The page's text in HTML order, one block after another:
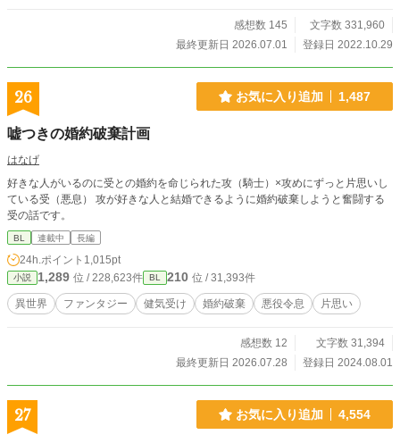
感想数 145
文字数 331,960
最終更新日 2026.07.01
登録日 2022.10.29
26 お気に入り追加 1,487
嘘つきの婚約破棄計画
はなげ
好きな人がいるのに受との婚約を命じられた攻（騎士）×攻めにずっと片思いし
ている受（悪息） 攻が好きな人と結婚できるように婚約破棄しようと奮闘する
受の話です。
BL 連載中 長編
24h.ポイント 1,015pt
小説 1,289 位 / 228,623件 BL 210 位 / 31,393件
異世界 ファンタジー 健気受け 婚約破棄 悪役令息 片思い
感想数 12
文字数 31,394
最終更新日 2026.07.28
登録日 2024.08.01
27 お気に入り追加 4,554